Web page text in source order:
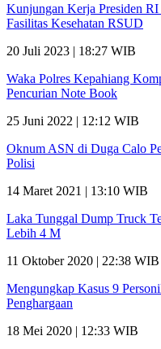
Kunjungan Kerja Presiden
Fasilitas Kesehatan RSUD
20 Juli 2023 | 18:27 WIB
Waka Polres Kepahiang
Pencurian Note Book
25 Juni 2022 | 12:12 WIB
Oknum ASN di Duga Calo
Polisi
14 Maret 2021 | 13:10 WIB
Laka Tunggal Dump Truck
Lebih 4 M
11 Oktober 2020 | 22:38 WIB
Mengungkap Kasus 9
Penghargaan
18 Mei 2020 | 12:33 WIB